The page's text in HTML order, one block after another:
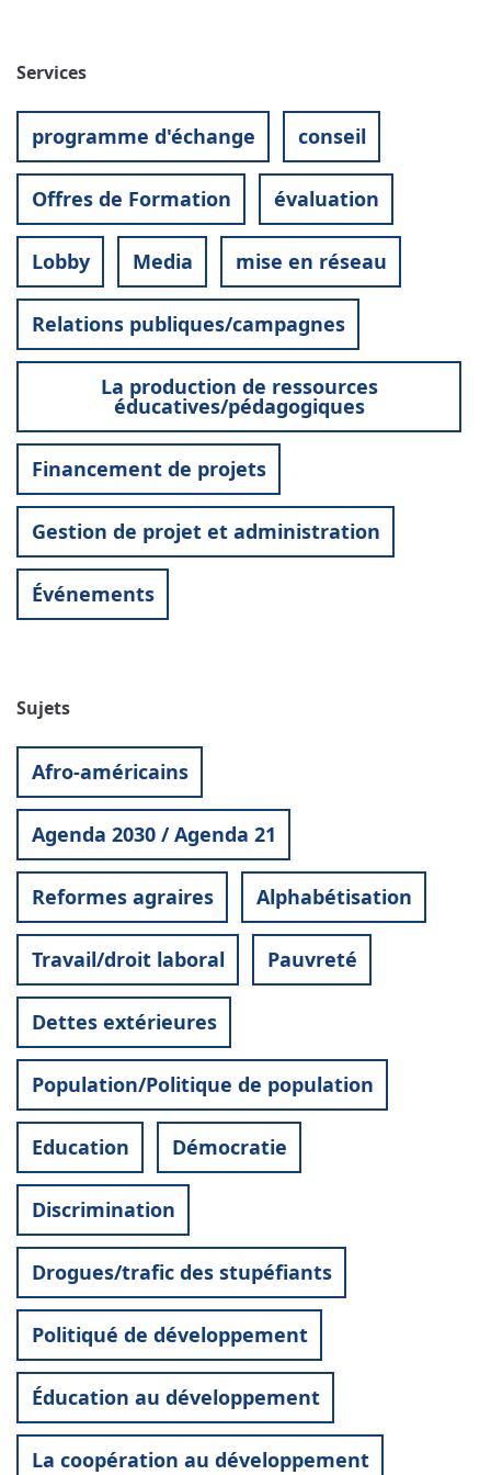
Services
programme d'échange conseil
Offres de Formation évaluation
Lobby Media mise en réseau
Relations publiques/campagnes
La production de ressources
éducatives/pédagogiques
Financement de projets
Gestion de projet et administration
Événements
Sujets
Afro-américains
Agenda 2030 / Agenda 21
Reformes agraires Alphabétisation
Travail/droit laboral Pauvreté
Dettes extérieures
Population/Politique de population
Education Démocratie
Discrimination
Drogues/trafic des stupéfiants
Politiqué de développement
Éducation au développement
La coopération au développement